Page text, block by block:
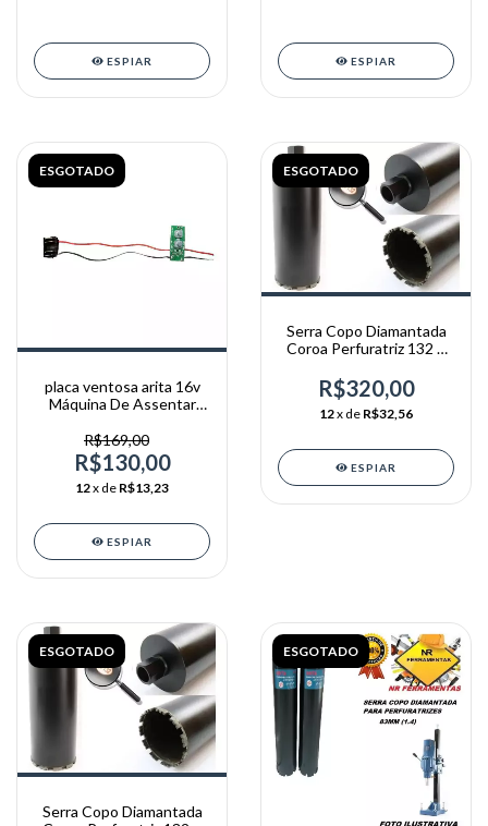
ESPIAR ESPIAR
ESGOTADO
placa ventosa arita 16v
Máquina De Assentar
R$169,00
R$130,00
12x de R$13,23
ESPIAR
ESGOTADO
Serra Copo Diamantada
Coroa Perfuratriz 132 X
R$320,00
12x de R$32,56
ESPIAR
ESGOTADO
Serra Copo Diamantada
ESGOTADO